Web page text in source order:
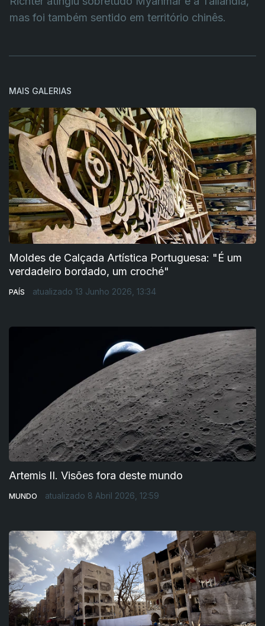
mas foi também sentido em território chinês.
MAIS GALERIAS
Moldes de Calçada Artística Portuguesa: "É um
verdadeiro bordado, um croché"
PAÍS atualizado 13 Junho 2026, 13:34
Artemis II. Visões fora deste mundo
MUNDO atualizado 8 Abril 2026, 12:59